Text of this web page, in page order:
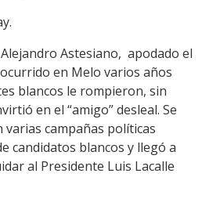
Astesiano, apodado el
en Melo varios años
blancos le rompieron, sin
en el “amigo” desleal. Se
campañas políticas
candidatos blancos y llegó a
al Presidente Luis Lacalle